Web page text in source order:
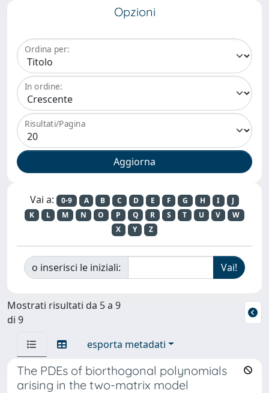
Opzioni
Ordina per:
In ordine:
Risultati/Pagina
Vai a: 0-9 A B C D E F G H I
J
K
L M N O P Q R S T U V
W
X
Y Z
o inserisci le iniziali:
Mostrati risultati da 5 a 9
di 9
esporta metadati
The PDEs of biorthogonal polynomials
arising in the two-matrix model